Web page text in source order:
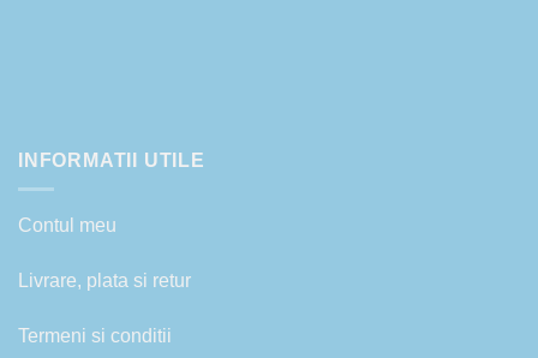
INFORMATII UTILE
Contul meu
Livrare, plata si retur
Termeni si conditii